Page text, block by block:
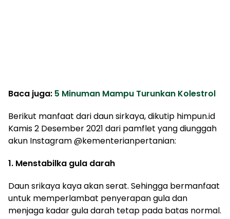
Baca juga: 5 Minuman Mampu Turunkan Kolestrol
Berikut manfaat dari daun sirkaya, dikutip himpun.id
Kamis 2 Desember 2021 dari pamflet yang diunggah
akun Instagram @kementerianpertanian:
1. Menstabilka gula darah
Daun srikaya kaya akan serat. Sehingga bermanfaat
untuk memperlambat penyerapan gula dan
menjaga kadar gula darah tetap pada batas normal.